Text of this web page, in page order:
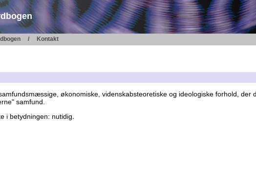
Kontakt
økonomiske, videnskabsteoretiske og ideologiske forhold,
samfund.
i betydningen: nutidig.